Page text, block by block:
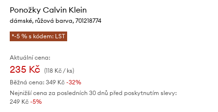
Ponožky Calvin Klein
dámské, růžová barva, 701218774
*-5 % s kódem: LST
Aktuální cena:
235 Kč (118 Kč / ks)
Běžná cena: 349 Kč -32%
Nejnižší cena za posledních 30 dnů před poskytnutím slevy:
249 Kč -5%